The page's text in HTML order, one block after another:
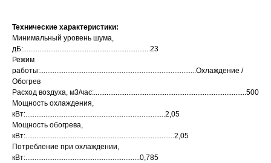
Технические характеристики:
Минимальный уровень шума,
дБ:......................................................................23
Режим
работы:......................................................................................Охлаждение /
Обогрев
Расход воздуха, м3/час:....................................................................................500
Мощность охлаждения,
кВт:.............................................................................2,05
Мощность обогрева,
кВт:..................................................................................2,05
Потребление при охлаждении,
кВт:...............................................................0,785